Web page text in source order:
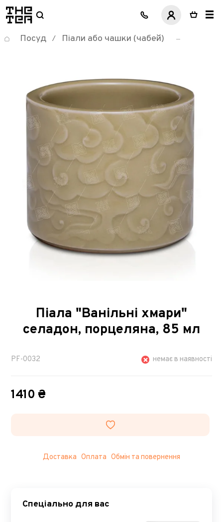
логотип
Посуд / Піали або чашки (чабей)
Піала "Ванільні хмари"
селадон, порцеляна, 85 мл
PF-0032 немає в наявності
1410 ₴
Доставка Оплата Обмін та повернення
Спеціально для вас